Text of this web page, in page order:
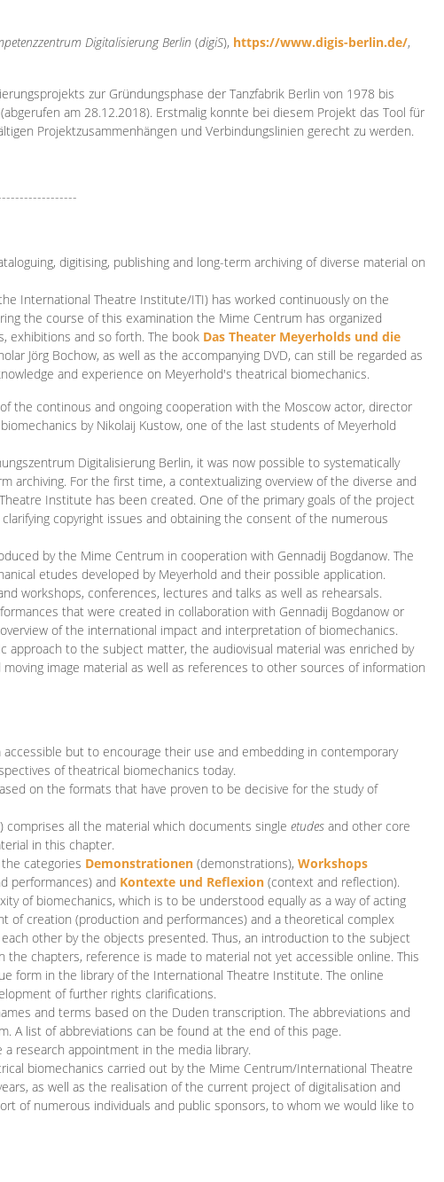
DigitalisierungBerlin (digiS), https://www.digis-berlin.de/,
zur Gründungsphase der Tanzfabrik Berlin von 1978 bis
(abgerufen am 28.12.2018). Erstmalig konnte bei diesem Projekt das Tool für
Projektzusammenhängen und Verbindungslinien gerecht zu werden.
digitising, publishing and long-term archiving of diverse material on
International Theatre Institute/ITI) has worked continuously on the
the course of this examination the Mime Centrum has organized
exhibitions and so forth. The book Das Theater Meyerholds und die
Jörg Bochow, as well as the accompanying DVD, can still be regarded as
and experience on Meyerhold's theatrical biomechanics.
the continous and ongoing cooperation with the Moscow actor, director
by Nikolaij Kustow, one of the last students of Meyerhold
Digitalisierung Berlin, it was now possible to systematically
archiving. For the first time, a contextualizing overview of the diverse and
Institute has been created. One of the primary goals of the project
copyright issues and obtaining the consent of the numerous
by the Mime Centrum in cooperation with Gennadij Bogdanow. The
etudes developed by Meyerhold and their possible application.
workshops, conferences, lectures and talks as well as rehearsals.
that were created in collaboration with Gennadij Bogdanow or
of the international impact and interpretation of biomechanics.
to the subject matter, the audiovisual material was enriched by
image material as well as references to other sources of information
but to encourage their use and embedding in contemporary
of theatrical biomechanics today.
on the formats that have proven to be decisive for the study of
comprises all the material which documents single etudes and other core
in this chapter.
categories Demonstrationen (demonstrations), Workshops
performances) and Kontexte und Reflexion (context and reflection).
of biomechanics, which is to be understood equally as a way of acting
of creation (production and performances) and a theoretical complex
other by the objects presented. Thus, an introduction to the subject
chapters, reference is made to material not yet accessible online. This
form in the library of the International Theatre Institute. The online
of further rights clarifications.
and terms based on the Duden transcription. The abbreviations and
A list of abbreviations can be found at the end of this page.
research appointment in the media library.
biomechanics carried out by the Mime Centrum/International Theatre
as well as the realisation of the current project of digitalisation and
of numerous individuals and public sponsors, to whom we would like to